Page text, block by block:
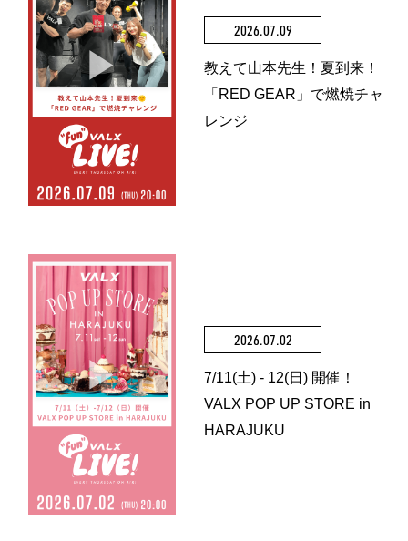
2026.07.09
教えて山本先生！夏到来！
「RED GEAR」で燃焼チャ
レンジ
2026.07.02
7/11(土) - 12(日) 開催！
VALX POP UP STORE in
HARAJUKU